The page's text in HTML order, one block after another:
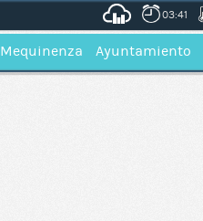
03:41
Mequinenza Ayuntamiento